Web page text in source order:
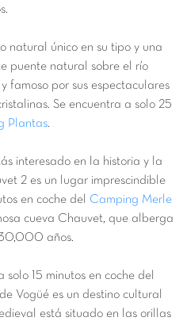
natural único en su tipo y una
puente natural sobre el río
famoso por sus espectaculares
Se encuentra a solo 25
Plantas.
interesado en la historia y la
2 es un lugar imprescindible
en coche del Camping Merle
cueva Chauvet, que alberga
30,000 años.
solo 15 minutos en coche del
Vogüé es un destino cultural
está situado en las orillas